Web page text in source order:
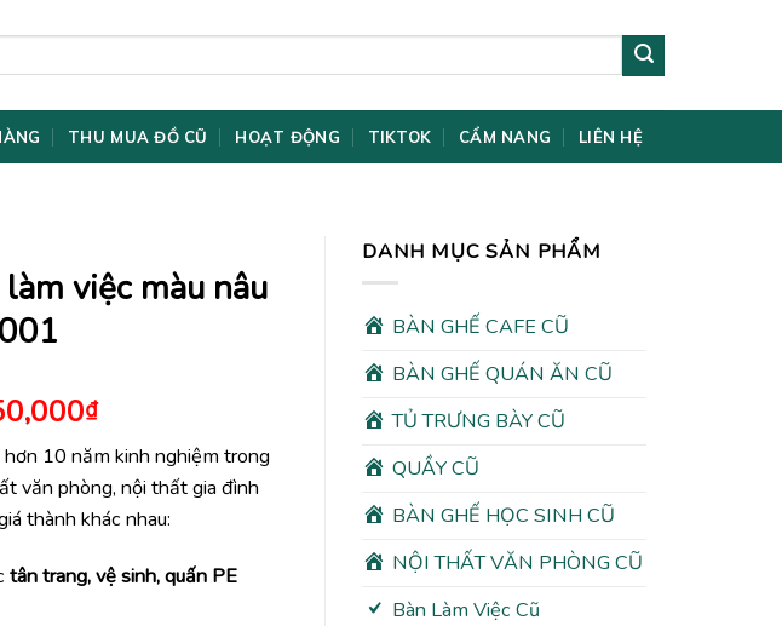
THU MUA ĐỒ CŨ HOẠT ĐỘNG TIKTOK CẨM NANG LIÊN HỆ
DANH MỤC SẢN PHẨM
BÀN GHẾ CAFE CŨ
BÀN GHẾ QUÁN ĂN CŨ
TỦ TRƯNG BÀY CŨ
QUẦY CŨ
BÀN GHẾ HỌC SINH CŨ
NỘI THẤT VĂN PHÒNG CŨ
Bàn Làm Việc Cũ
việc màu nâu
₫Giá
hiện
tại
là:
950,000₫.
hơn 10 năm kinh nghiệm trong
văn phòng, nội thất gia đình
thành khác nhau:
tân trang, vệ sinh, quấn PE